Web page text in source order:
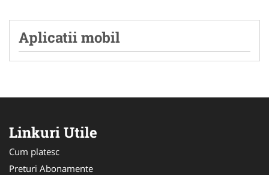
Aplicatii mobil
Linkuri Utile
Cum platesc
Preturi Abonamente